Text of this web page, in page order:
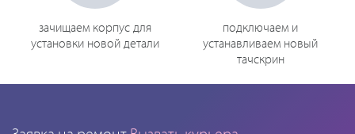
зачищаем корпус для
установки новой детали
подключаем и
устанавливаем новый
тачскрин